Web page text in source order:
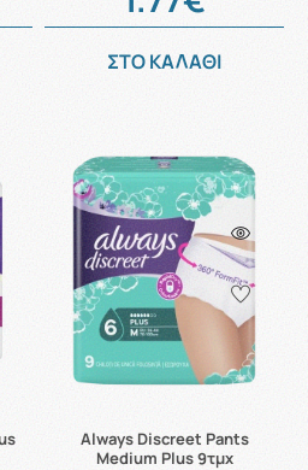
ΣΤΟ ΚΑΛΑΘΙ
Always Discreet Pants
Medium Plus 9τμχ